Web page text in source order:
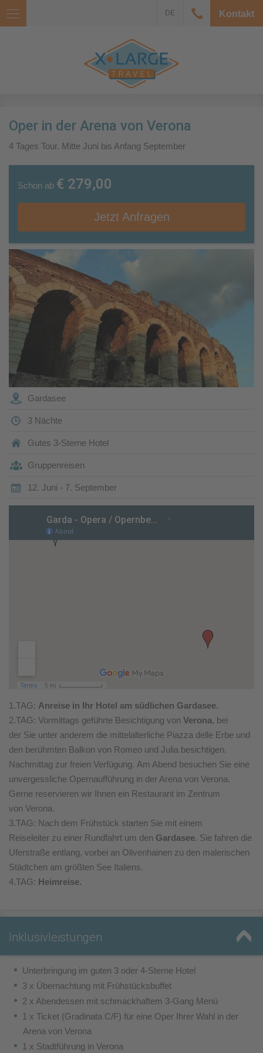
Kontakt
DE
Oper in der Arena von Verona
4 Tages Tour. Mitte Juni bis Anfang September
Schon ab € 279,00
Jetzt Anfragen
Gardasee
3 Nächte
Gutes 3-Sterne Hotel
Gruppenreisen
12. Juni - 7. September
1.TAG: Anreise in Ihr Hotel am südlichen Gardasee.
2.TAG: Vormittags geführte Besichtigung von Verona, bei
der Sie unter anderem die mittelalterliche Piazza delle Erbe und
den berühmten Balkon von Romeo und Julia besichtigen.
Nachmittag zur freien Verfügung. Am Abend besuchen Sie eine
unvergessliche Opernaufführung in der Arena von Verona.
Gerne reservieren wir Ihnen ein Restaurant im Zentrum
von Verona.
3.TAG: Nach dem Frühstück starten Sie mit einem
Reiseleiter zu einer Rundfahrt um den Gardasee. Sie fahren die
Uferstraße entlang, vorbei an Olivenhainen zu den malerischen
Städtchen am größten See Italiens.
4.TAG: Heimreise.
Inklusivleistungen
Unterbringung im guten 3 oder 4-Sterne Hotel
3 x Übernachtung mit Frühstücksbuffet
2 x Abendessen mit schmackhaftem 3-Gang Menü
1 x Ticket (Gradinata C/F) für eine Oper Ihrer Wahl in der
Arena von Verona
1 x Stadtführung in Verona